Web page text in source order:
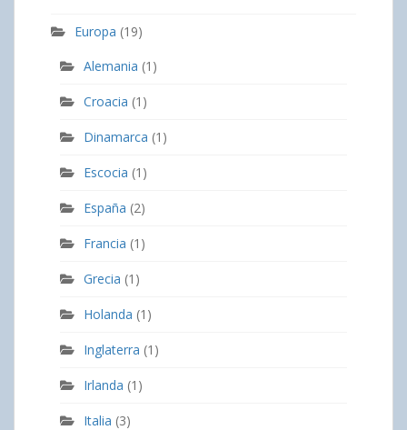
Europa (19)
Alemania (1)
Croacia (1)
Dinamarca (1)
Escocia (1)
España (2)
Francia (1)
Grecia (1)
Holanda (1)
Inglaterra (1)
Irlanda (1)
Italia (3)